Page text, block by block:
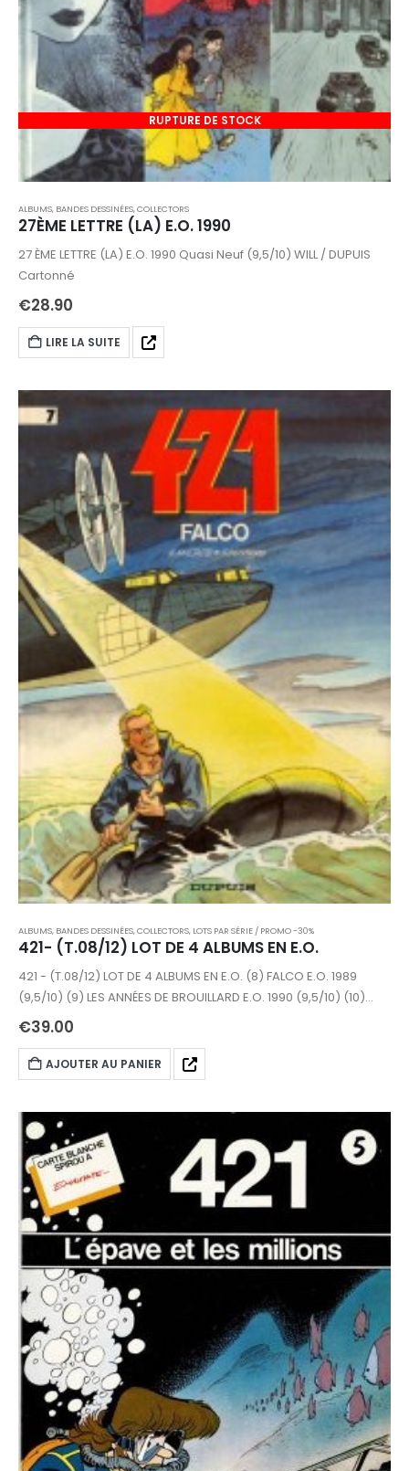
RUPTURE DE STOCK
ALBUMS, BANDES DESSINÉES,COLLECTORS
27ÈME LETTRE (LA) E.O. 1990
27 ÈME LETTRE (LA) E.O. 1990 Quasi Neuf (9,5/10) WILL / DUPUIS
Cartonné
€28.90
LIRE LA SUITE
ALBUMS, BANDES DESSINÉES,COLLECTORS, LOTS PAR SÉRIE / PROMO -30%
421- (T.08/12) LOT DE 4 ALBUMS EN E.O.
421 - (T.08/12) LOT DE 4 ALBUMS EN E.O. (8) FALCO E.O. 1989
(9,5/10) (9) LES ANNÉES DE BROUILLARD E.O. 1990 (9,5/10) (10)
MORGANE ANGEL E.O. 1991 Neuf (11) LE SEUIL DE KARLOV E.O. 1992
€39.00
AJOUTER AU PANIER